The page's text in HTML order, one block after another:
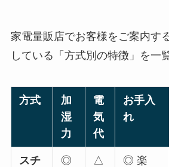
家電量販店でお客様をご案内す
している「方式別の特徴」を一
方式
加
湿
力
電
気
代
お手入
れ
スチ
◎
△
◎ 楽